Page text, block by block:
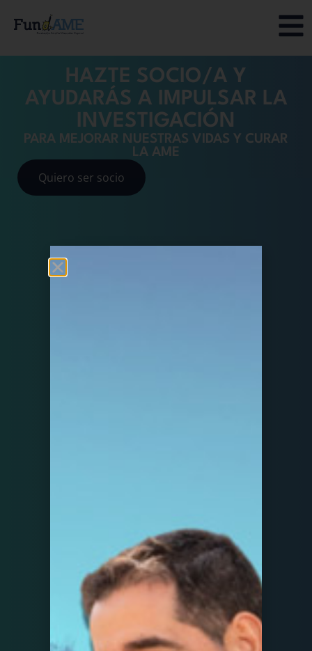
HAZTE SOCIO/A Y
AYUDARÁS A IMPULSAR LA
INVESTIGACIÓN
PARA MEJORAR NUESTRAS VIDAS Y CURAR
LA AME
Quiero ser socio